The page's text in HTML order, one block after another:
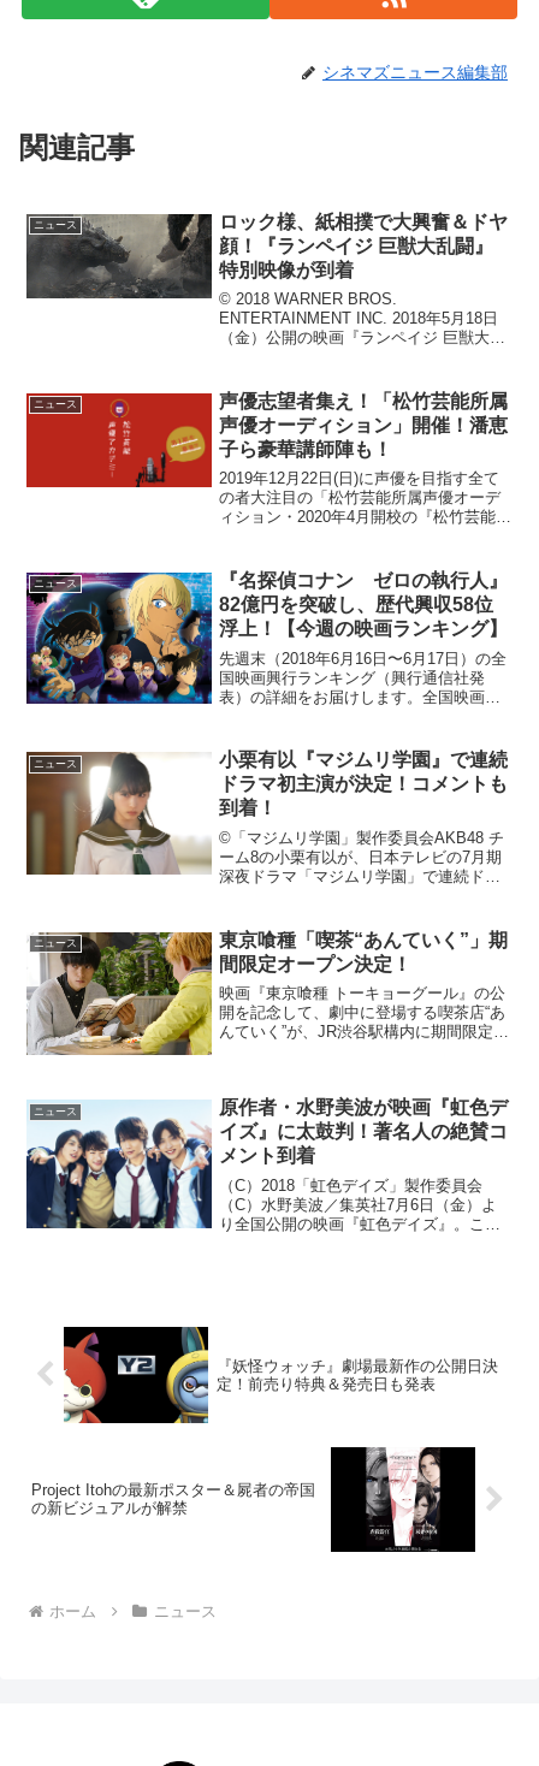
シネマズニュース編集部
関連記事
ニュース
ロック様、紙相撲で大興奮＆ドヤ
顔！『ランペイジ 巨獣大乱闘』
特別映像が到着
© 2018 WARNER BROS.
ENTERTAINMENT INC. 2018年5月18日
（金）公開の映画『ランペイジ 巨獣大乱
が到着した。本作は、最新を誇る遺...
ニュース
声優志望者集え！「松竹芸能所属
声優オーディション」開催！潘恵
子ら豪華講師陣も！
2019年12月22日(日)に声優を目指す全て
の者大注目の「松竹芸能所属声優オーデ
ィション・2020年4月開校の『松竹芸能声
2019年12月13日(金)、お忘れなく！2...
ニュース
『名探偵コナン ゼロの執行人』
82億円を突破し、歴代興収58位
浮上！【今週の映画ランキング】
先週末（2018年6月16日〜6月17日）の全
国映画興行ランキング（興行通信社発
表）の詳細をお届けします。全国映画興
『デッドプール２』4位（↓）『５０回目
のファース...
ニュース
小栗有以『マジムリ学園』で連続
ドラマ初主演が決定！コメントも
到着！
©「マジムリ学園」製作委員会AKB48 チ
ーム8の小栗有以が、日本テレビの7月期
深夜ドラマ「マジムリ学園」で連続ドラ
作られた寂れたニュータウン「ユートピ
ア嵐ヶ丘」と「私立...
ニュース
東京喰種「喫茶“あんていく”」期
間限定オープン決定！
映画『東京喰種 トーキョーグール』の公
開を記念して、劇中に登場する喫茶店“あ
んていく”が、JR渋谷駅構内に期間限定で
ン人の姿を...
ニュース
原作者・水野美波が映画『虹色デ
イズ』に太鼓判！著名人の絶賛コ
メント到着
（C）2018「虹色デイズ」製作委員会
（C）水野美波／集英社7月6日（金）よ
り全国公開の映画『虹色デイズ』。この
『妖怪ウォッチ』劇場最新作の公開日決
定！前売り特典＆発売日も発表
Project Itohの最新ポスター＆屍者の帝国
の新ビジュアルが解禁
ホーム ニュース